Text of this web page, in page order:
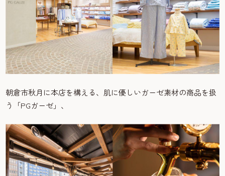
朝倉市秋月に本店を構える、肌に優しいガーゼ素材の商品を扱
う「PGガーゼ」、